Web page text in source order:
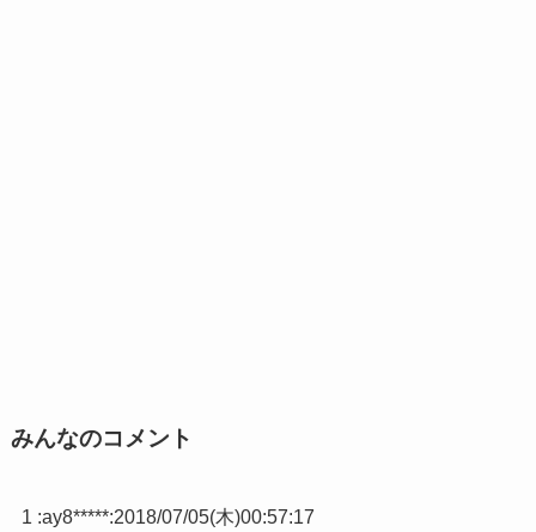
みんなのコメント
1 :ay8*****:2018/07/05(木)00:57:17